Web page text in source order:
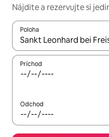
Nájdite a rezervujte si
Poloha
Keď budú výsledky k
Príchod
Odchod